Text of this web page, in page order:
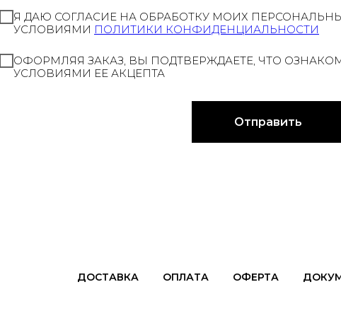
Я ДАЮ СОГЛАСИЕ НА ОБРАБОТКУ МОИХ
УСЛОВИЯМИ ПОЛИТИКИ КОНФИДЕНЦИАЛЬНОСТИ
ОФОРМЛЯЯ ЗАКАЗ, ВЫ ПОДТВЕРЖДАЕТЕ, ЧТО
УСЛОВИЯМИ ЕЕ АКЦЕПТА
Отправить
ДОСТАВКА ОПЛАТА ОФЕРТА